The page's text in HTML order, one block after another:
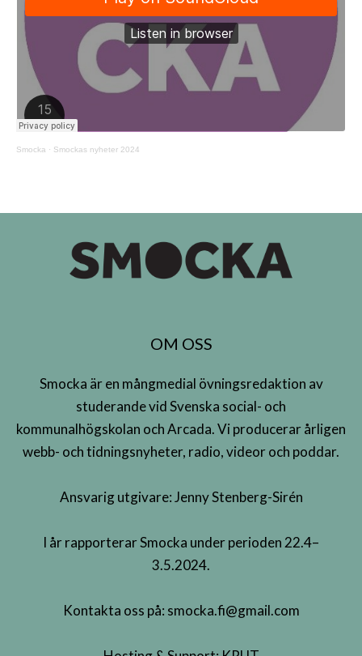
Smocka · Smockas nyheter 2024
OM OSS
Smocka är en mångmedial övningsredaktion av
studerande vid Svenska social- och
kommunalhögskolan och Arcada. Vi producerar årligen
webb- och tidningsnyheter, radio, videor och poddar.
Ansvarig utgivare: Jenny Stenberg-Sirén
I år rapporterar Smocka under perioden 22.4–
3.5.2024.
Kontakta oss på: smocka.fi@gmail.com